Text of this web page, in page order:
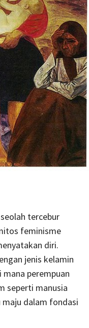
tercebur
feminisme
diri.
jenis kelamin
perempuan
seperti manusia
dalam fondasi